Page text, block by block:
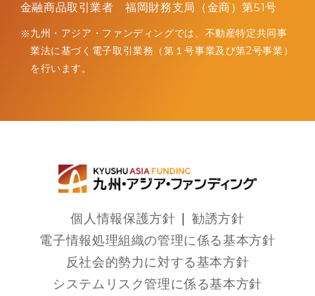
金融商品取引業者 福岡財務支局（金商）第51号
九州・アジア・ファンディングでは、不動産特定共同事
業法に基づく電子取引業務（第１号事業及び第2号事業）
を行います。
個人情報保護方針
勧誘方針
電子情報処理組織の管理に係る基本方針
反社会的勢力に対する基本方針
システムリスク管理に係る基本方針